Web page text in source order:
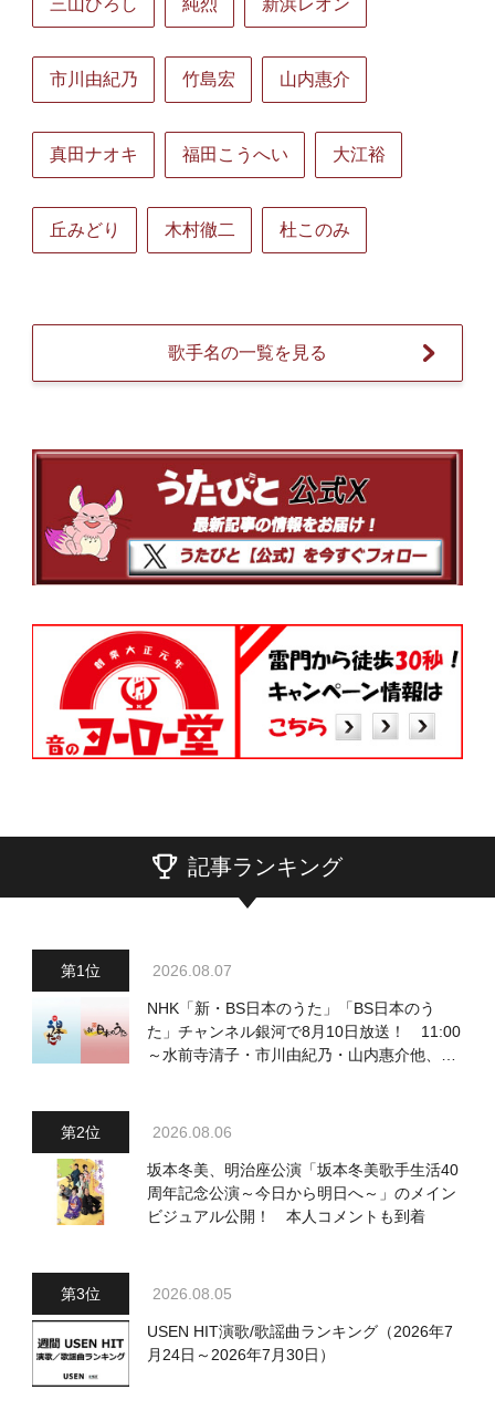
三山ひろし 純烈 新浜レオン
市川由紀乃 竹島宏 山内惠介
真田ナオキ 福田こうへい 大江裕
丘みどり 木村徹二 杜このみ
歌手名の一覧を見る
記事ランキング
2026.08.07
NHK「新・BS日本のうた」「BS日本のう
た」チャンネル銀河で8月10日放送！ 11:00
～水前寺清子・市川由紀乃・山内惠介他、
2026.08.06
坂本冬美、明治座公演「坂本冬美歌手生活40
周年記念公演～今日から明日へ～」のメイン
ビジュアル公開！ 本人コメントも到着
2026.08.05
USEN HIT演歌/歌謡曲ランキング（2026年7
月24日～2026年7月30日）